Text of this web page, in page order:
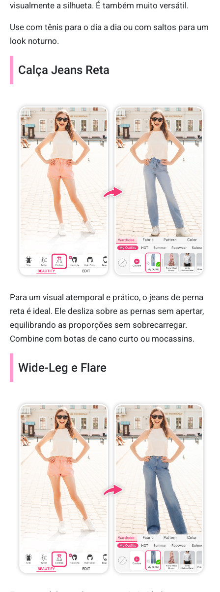
visualmente a silhueta. É também muito versátil.
Use com tênis para o dia a dia ou com saltos para um
look noturno.
Calça Jeans Reta
Para um visual atemporal e prático, o jeans de perna
reta é ideal. Ele desliza sobre as pernas sem apertar,
equilibrando as proporções sem sobrecarregar.
Combine com botas de cano curto ou mocassins.
Wide-Leg e Flare